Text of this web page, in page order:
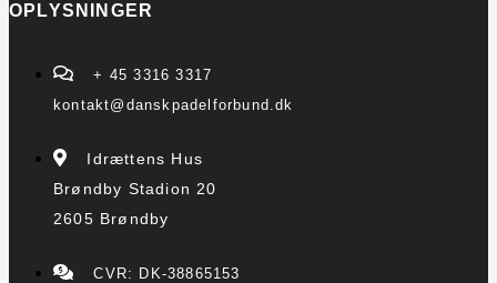
OPLYSNINGER
+ 45 3316 3317
kontakt@danskpadelforbund.dk
Idrættens Hus
Brøndby Stadion 20
2605 Brøndby
CVR: DK-38865153